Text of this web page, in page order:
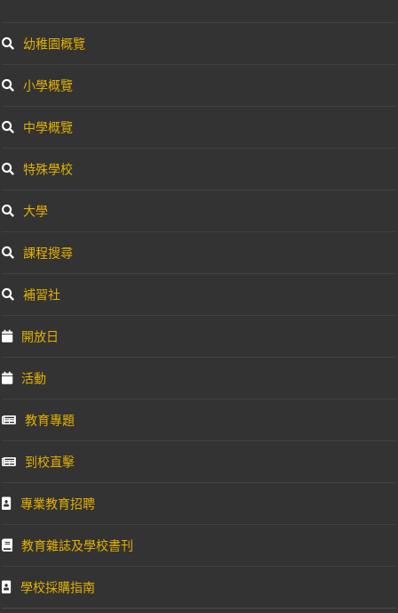
幼稚園概覽
小學概覽
中學概覽
特殊學校
大學
課程搜尋
補習社
開放日
活動
教育專題
到校直擊
專業教育招聘
教育雜誌及學校書刊
學校採購指南